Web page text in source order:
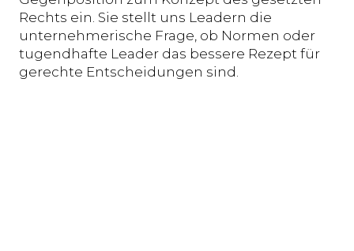
Rechts ein. Sie stellt uns Leadern die
unternehmerische Frage, ob Normen oder
tugendhafte Leader das bessere Rezept für
gerechte Entscheidungen sind.